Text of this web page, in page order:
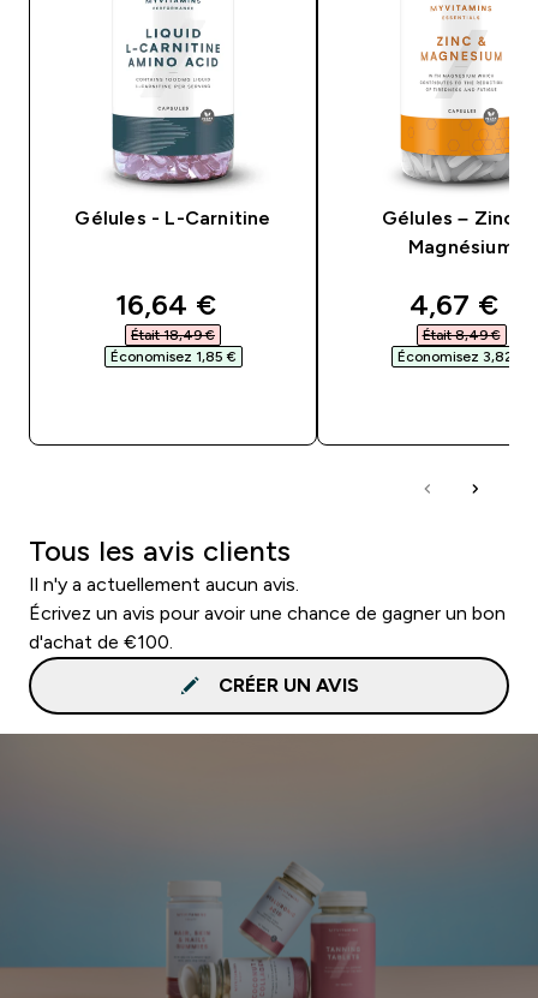
Gélules - L-Carnitine
discounted price
16,64 €‎
Était 18,49 €‎
Économisez 1,85 €‎
Gélules – Zinc
Magnésium
4,67 €‎
Était 8,49 €‎
Économisez 3,82 €‎
Tous les avis clients
Il n'y a actuellement aucun avis.
Écrivez un avis pour avoir une chance de gagner un bon
d'achat de €100.
CRÉER UN AVIS